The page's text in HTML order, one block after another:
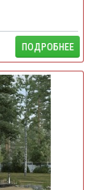
ПОДРОБНЕЕ